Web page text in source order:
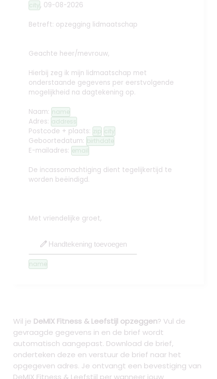
city, 09-08-2026
Betreft: opzegging lidmaatschap
Geachte heer/mevrouw,
Hierbij zeg ik mijn lidmaatschap met
onderstaande gegevens per eerstvolgende
mogelijkheid na dagtekening op.
Naam: name
Adres: address
Postcode + plaats: zip city
Geboortedatum: birthdate
E-mailadres: email
De incassomachtiging dient tegelijkertijd te
worden beëindigd.
Met vriendelijke groet,
edit Handtekening toevoegen
name
Wil je DeMIX Fitness & Leefstijl opzeggen? Vul de
gevraagde gegevens in en de brief wordt
automatisch aangepast. Download de brief,
onderteken deze en verstuur de brief naar het
opgegeven adres. Je ontvangt een bevestiging van
DeMIX Fitness & Leefstijl per wanneer jouw